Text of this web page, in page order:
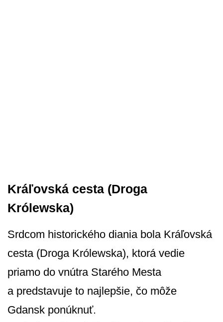
Kráľovská cesta (Droga
Królewska)
Srdcom historického diania bola Kráľovská
cesta (Droga Królewska), ktorá vedie
priamo do vnútra Starého Mesta
a predstavuje to najlepšie, čo môže
Gdansk ponúknuť.